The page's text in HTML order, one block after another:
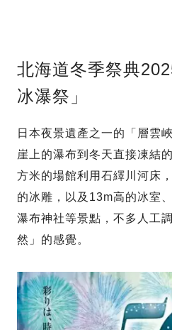
北海道冬季祭典
冰瀑祭」
日本夜景遺產之一的「層雲
崖上的瀑布到冬天直接凍結
方米的場館利用石繹川河床
的冰雕，以及13m高的冰室
瀑布神社等景點，不多人工
然」的感覺。